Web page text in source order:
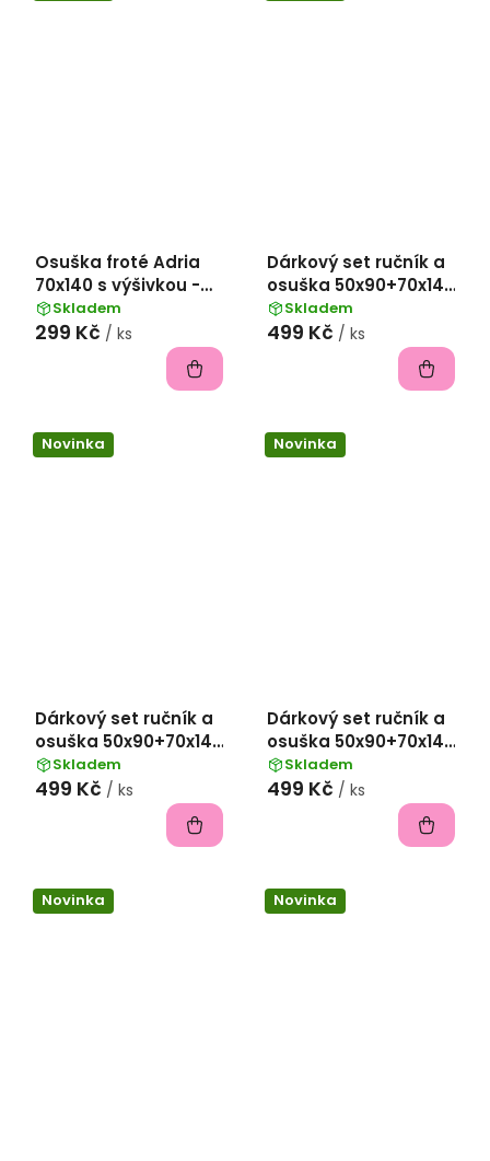
Osuška froté Adria
70x140 s výšivkou -
zelená Football
Skladem
299 Kč / ks
Dárkový set ručník a
osuška 50x90+70x140
froté s výšivkou -
Kotva
Skladem
499 Kč / ks
Novinka
Dárkový set ručník a
osuška 50x90+70x140
froté s výšivkou -
Hockey
Skladem
499 Kč / ks
Novinka
Dárkový set ručník a
osuška 50x90+70x140
froté s výšivkou -
Football
Skladem
499 Kč / ks
Novinka Novinka